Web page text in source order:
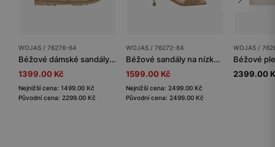
WOJAS / 76276-64
Béžové dámské sandály s prstovým páskem
1399.00 Kč
Nejnižší cena: 1499.00 Kč
Původní cena: 2299.00 Kč
WOJAS / 76272-64
Béžové sandály na nízkém podpatku
1599.00 Kč
Nejnižší cena: 2499.00 Kč
Původní cena: 2499.00 Kč
WOJAS /
2399.00